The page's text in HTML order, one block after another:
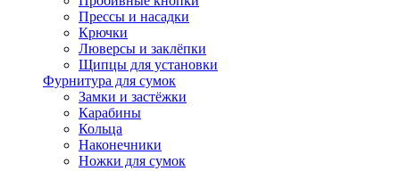
Прессы и насадки
Крючки
Люверсы и заклёпки
Щипцы для установки
Фурнитура для сумок
Замки и застёжки
Карабины
Кольца
Наконечники
Ножки для сумок